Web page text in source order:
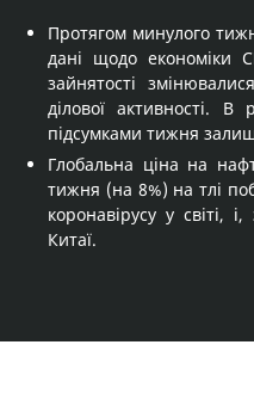
Протягом минулого
дані щодо економіки
зайнятості
ділової активності. В
підсумками тижня
Глобальна ціна на
тижня (на 8%) на тлі
коронавірусу у світі,
Китаї.